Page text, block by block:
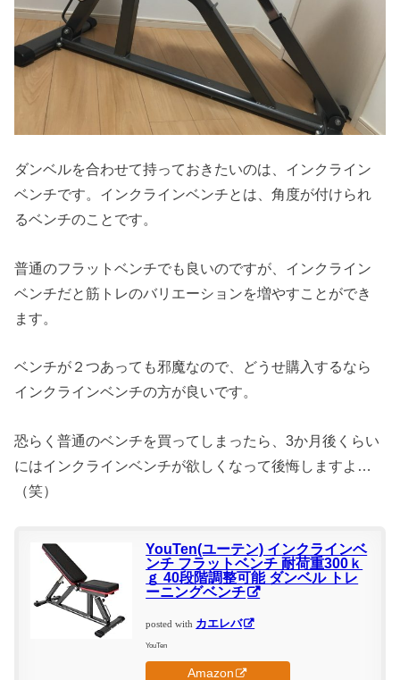
ダンベルを合わせて持っておきたいのは、インクライン
ベンチです。インクラインベンチとは、角度が付けられ
るベンチのことです。
普通のフラットベンチでも良いのですが、インクライン
ベンチだと筋トレのバリエーションを増やすことができ
ます。
ベンチが２つあっても邪魔なので、どうせ購入するなら
インクラインベンチの方が良いです。
恐らく普通のベンチを買ってしまったら、3か月後くらい
にはインクラインベンチが欲しくなって後悔しますよ…
（笑）
YouTen(ユーテン) インクラインベ
ンチ フラットベンチ 耐荷重300ｋ
ｇ 40段階調整可能 ダンベル トレ
ーニングベンチ
posted with カエレバ
YouTen
Amazon